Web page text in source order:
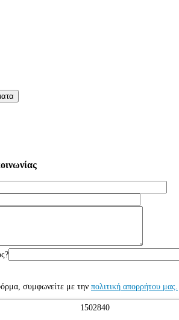
συμφωνείτε με την πολιτική απορρήτου μας.
1502840